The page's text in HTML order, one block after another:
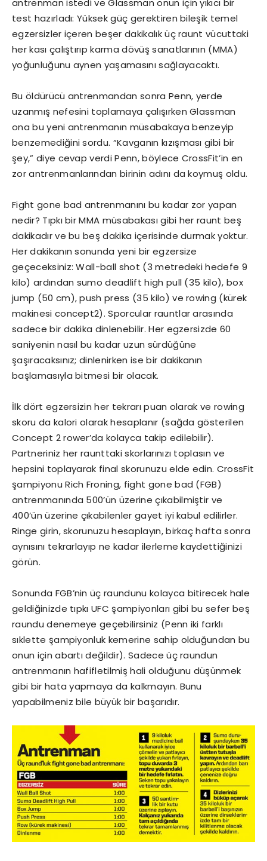
antrenman istedi ve Glassman onun için yıkıcı bir
test hazırladı: Yüksek güç gerektiren bileşik temel
egzersizler içeren beşer dakikalık üç raunt vücuttaki
her kası çalıştırıp karma dövüş sanatlarının (MMA)
yoğunluğunu aynen yaşamasını sağlayacaktı.
Bu öldürücü antrenmandan sonra Penn, yerde
uzanmış nefesini toplamaya çalışırken Glassman
ona bu yeni antrenmanın müsabakaya benzeyip
benzemediğini sordu. “Kavganın kızışması gibi bir
şey,” diye cevap verdi Penn, böylece CrossFit’in en
zor antrenmanlarından birinin adını da koymuş oldu.
Fight gone bad antrenmanını bu kadar zor yapan
nedir? Tıpkı bir MMA müsabakası gibi her raunt beş
dakikadır ve bu beş dakika içerisinde durmak yoktur.
Her dakikanın sonunda yeni bir egzersize
geçeceksiniz: Wall-ball shot (3 metredeki hedefe 9
kilo) ardından sumo deadlift high pull (35 kilo), box
jump (50 cm), push press (35 kilo) ve rowing (kürek
makinesi concept2). Sporcular rauntlar arasında
sadece bir dakika dinlenebilir. Her egzersizde 60
saniyenin nasıl bu kadar uzun sürdüğüne
şaşıracaksınız; dinlenirken ise bir dakikanın
başlamasıyla bitmesi bir olacak.
İlk dört egzersizin her tekrarı puan olarak ve rowing
skoru da kalori olarak hesaplanır (sağda gösterilen
Concept 2 rower’da kolayca takip edilebilir).
Partneriniz her raunttaki skorlarınızı toplasın ve
hepsini toplayarak final skorunuzu elde edin. CrossFit
şampiyonu Rich Froning, fight gone bad (FGB)
antrenmanında 500’ün üzerine çıkabilmiştir ve
400’ün üzerine çıkabilenler gayet iyi kabul edilirler.
Ringe girin, skorunuzu hesaplayın, birkaç hafta sonra
aynısını tekrarlayıp ne kadar ilerleme kaydettiğinizi
görün.
Sonunda FGB’nin üç raundunu kolayca bitirecek hale
geldiğinizde tıpkı UFC şampiyonları gibi bu sefer beş
raundu denemeye geçebilirsiniz (Penn iki farklı
sıklette şampiyonluk kemerine sahip olduğundan bu
onun için abartı değildir). Sadece üç raundun
antrenmanın hafifletilmiş hali olduğunu düşünmek
gibi bir hata yapmaya da kalkmayın. Bunu
yapabilmeniz bile büyük bir başarıdır.